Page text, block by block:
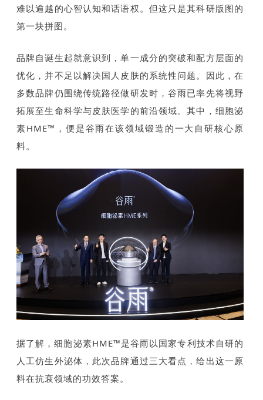
难以逾越的心智认知和话语权。但这只是其科研版图的
第一块拼图。
品牌自诞生起就意识到，单一成分的突破和配方层面的
优化，并不足以解决国人皮肤的系统性问题。因此，在
多数品牌仍围绕传统路径做研发时，谷雨已率先将视野
拓展至生命科学与皮肤医学的前沿领域。其中，细胞泌
素HME™，便是谷雨在该领域锻造的一大自研核心原
料。
据了解，细胞泌素HME™是谷雨以国家专利技术自研的
人工仿生外泌体，此次品牌通过三大看点，给出这一原
料在抗衰领域的功效答案。